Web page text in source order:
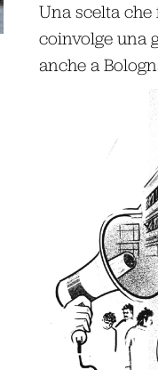
Una scelta che
coinvolge una
anche a